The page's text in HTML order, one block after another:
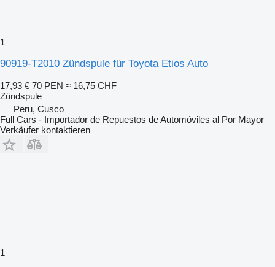
1
90919-T2010 Zündspule für Toyota Etios Auto
17,93 € 70 PEN ≈ 16,75 CHF
Zündspule
Peru, Cusco
Full Cars - Importador de Repuestos de Automóviles al Por Mayor
Verkäufer kontaktieren
1